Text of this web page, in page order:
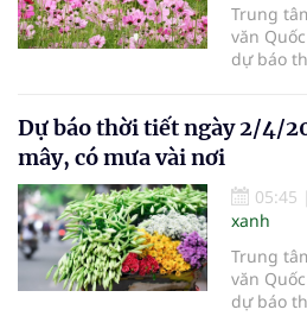
Trung
văn
dự báo
Dự báo thời tiết ngày 2/4/
mây, có mưa vài nơi
05:45 |
xanh
Trung
văn
dự báo